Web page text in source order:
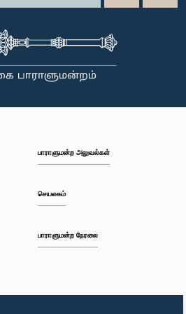
பாராளுமன்ற அலுவல்கள்
செயலகம்
பாராளுமன்ற நேரலை